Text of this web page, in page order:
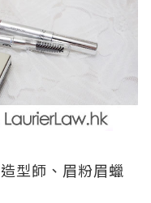
型師、眉粉眉蠟